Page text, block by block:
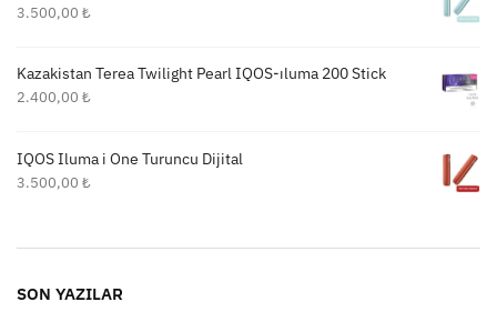
3.500,00 ₺
Kazakistan Terea Twilight Pearl IQOS-ıluma 200 Stick
2.400,00 ₺
IQOS Iluma i One Turuncu Dijital
3.500,00 ₺
SON YAZILAR